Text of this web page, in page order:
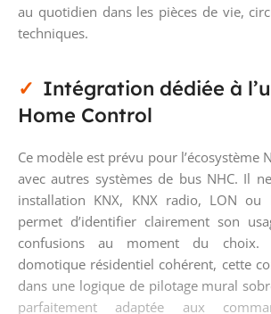
au quotidien dans les pièces de vie,
techniques.
Intégration dédiée à
Home Control
Ce modèle est prévu pour l’écosystème
avec autres systèmes de bus NHC. Il
installation KNX, KNX radio, LON ou
permet d’identifier clairement son
confusions au moment du
domotique résidentiel cohérent, cette
dans une logique de pilotage mural
parfaitement adaptée aux